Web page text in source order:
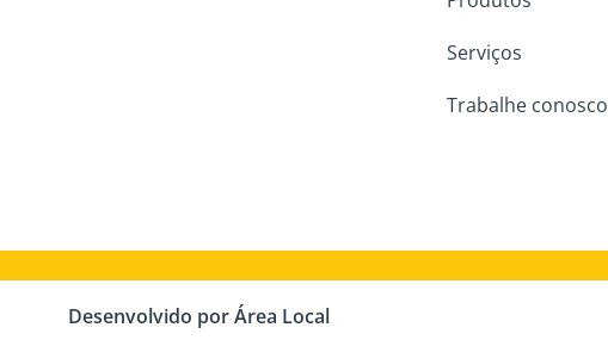
Serviços
Trabalhe conosco
Desenvolvido por Área Local